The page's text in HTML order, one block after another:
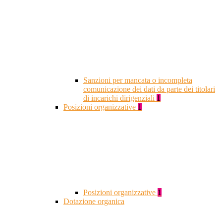
Sanzioni per mancata o incompleta
comunicazione dei dati da parte dei titolari
di incarichi dirigenziali 1
Posizioni organizzative 1
Posizioni organizzative 1
Dotazione organica